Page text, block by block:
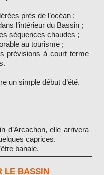
près de l’océan ;
l’intérieur du Bassin ;
séquences chaudes ;
au tourisme ;
prévisions à court terme
un simple début d’été.
d’Arcachon, elle arrivera
caprices.
banale.
LE BASSIN